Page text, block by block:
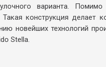
варианта.
конструкция делает
новейших технологий
Stella.